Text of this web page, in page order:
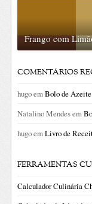
Frango com
COMENTÁRIOS
hugoemBolo de
Natalino Mendesem
hugoemLivro de
FERRAMENTAS
Calculador Culinária